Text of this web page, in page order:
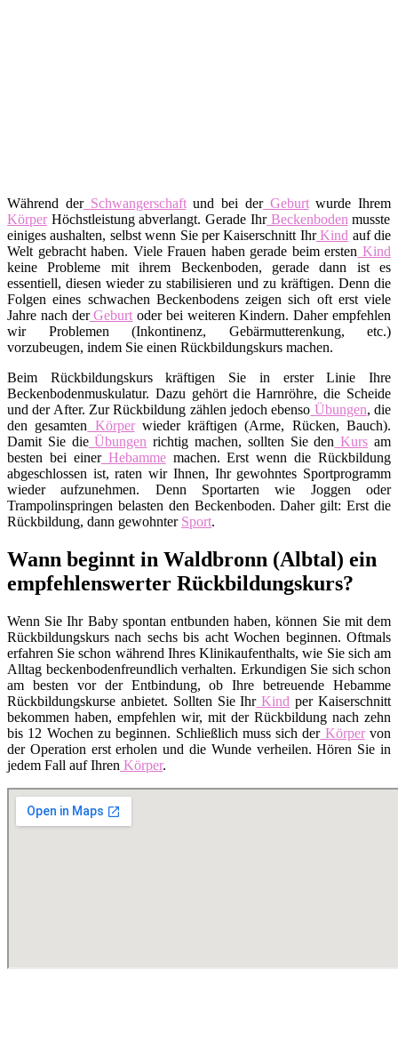
Während derSchwangerschaftund bei derGeburtwurde Ihrem
KörperHöchstleistung abverlangt. Gerade IhrBeckenboden musste
einiges aushalten, selbst wenn Sie per Kaiserschnitt IhrKind auf die
Welt gebracht haben. Viele Frauen haben gerade beim ersten Kind
keine Probleme mit ihrem Beckenboden, gerade dann ist es
essentiell, diesen wieder zu stabilisieren und zu kräftigen. Denn die
Folgen eines schwachen Beckenbodens zeigen sich oft erst viele
Jahre nach derGeburt oder bei weiteren Kindern. Daher empfehlen
wir Problemen (Inkontinenz, Gebärmutterenkung, etc.)
vorzubeugen, indem Sie einen Rückbildungskurs machen.
Beim Rückbildungskurs kräftigen Sie in erster Linie Ihre
Beckenbodenmuskulatur. Dazu gehört die Harnröhre, die Scheide
und der After. Zur Rückbildung zählen jedoch ebenso Übungen, die
den gesamten Körperwieder kräftigen (Arme, Rücken, Bauch).
Damit Sie dieÜbungen richtig machen, sollten Sie den Kurs am
besten bei einerHebammemachen. Erst wenn die Rückbildung
abgeschlossen ist, raten wir Ihnen, Ihr gewohntes Sportprogramm
wieder aufzunehmen. Denn Sportarten wie Joggen oder
Trampolinspringen belasten den Beckenboden. Daher gilt: Erst die
Rückbildung, dann gewohnter Sport.
Wann beginnt in Waldbronn (Albtal) ein
empfehlenswerter Rückbildungskurs?
Wenn Sie Ihr Baby spontan entbunden haben, können Sie mit dem
Rückbildungskurs nach sechs bis acht Wochen beginnen. Oftmals
erfahren Sie schon während Ihres Klinikaufenthalts, wie Sie sich am
Alltag beckenbodenfreundlich verhalten. Erkundigen Sie sich schon
am besten vor der Entbindung, ob Ihre betreuende Hebamme
Rückbildungskurse anbietet. Sollten Sie IhrKind per Kaiserschnitt
bekommen haben, empfehlen wir, mit der Rückbildung nach zehn
bis 12 Wochen zu beginnen. Schließlich muss sich derKörpervon
der Operation erst erholen und die Wunde verheilen. Hören Sie in
jedem Fall auf Ihren Körper.